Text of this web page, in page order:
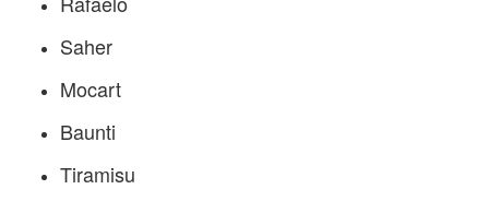
Saher
Mocart
Baunti
Tiramisu